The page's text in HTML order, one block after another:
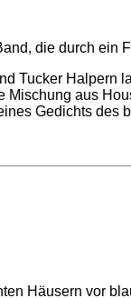
Tucker
aus
Gedichts